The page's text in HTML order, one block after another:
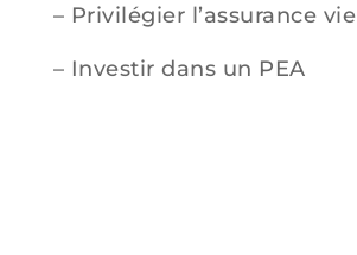
– Privilégier l’assurance vie
– Investir dans un PEA